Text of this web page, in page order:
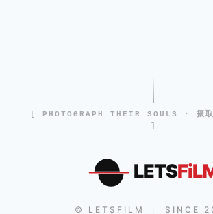
[ PHOTOGRAPH THEIR SOULS · 摄取
]
LETS
© LETSFILM SINCE